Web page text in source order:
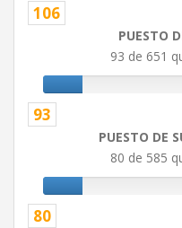
106
PUESTO
93 de 651
93
PUESTO DE
80 de 585
80